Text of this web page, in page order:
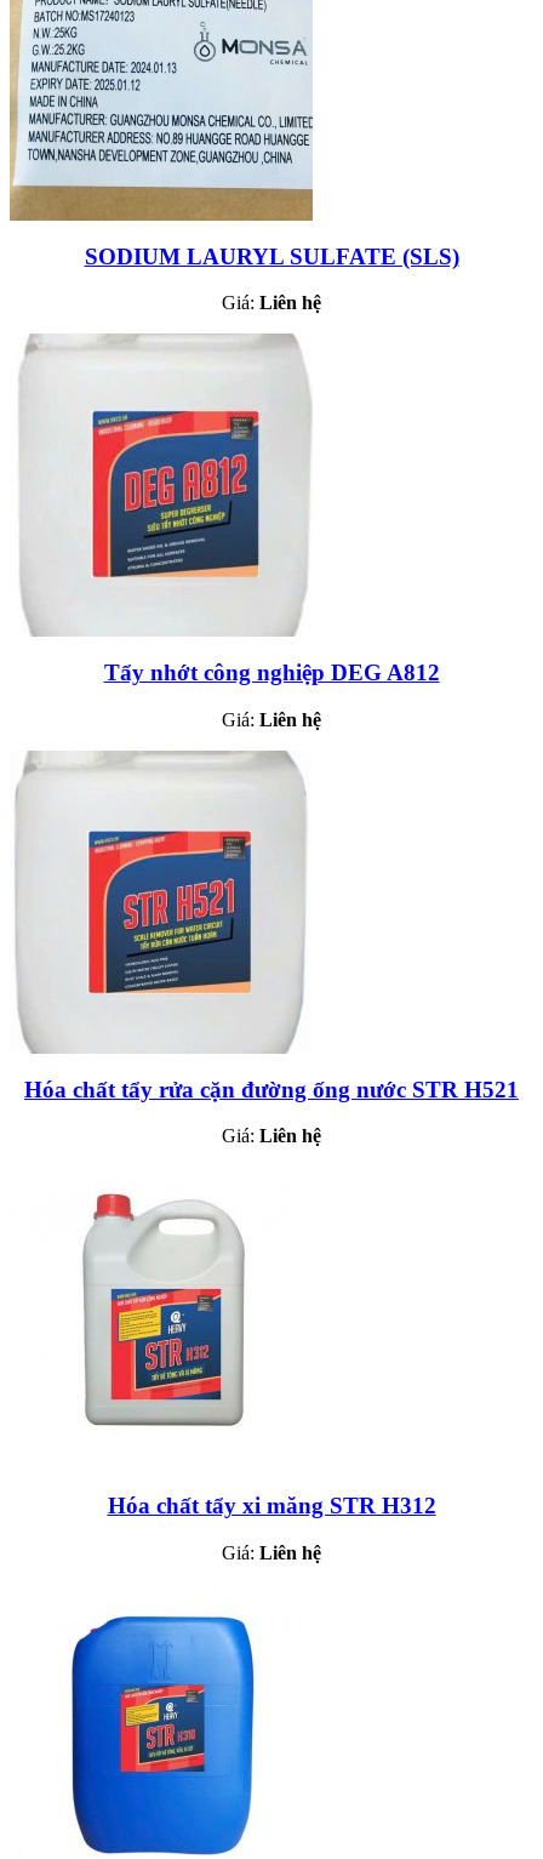
SODIUM LAURYL SULFATE (SLS)
Giá: Liên hệ
Tẩy nhớt công nghiệp DEG A812
Giá: Liên hệ
Hóa chất tẩy rửa cặn đường ống nước STR H521
Giá: Liên hệ
Hóa chất tẩy xi măng STR H312
Giá: Liên hệ